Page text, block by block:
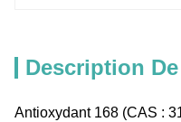
Description
Antioxydant 168 (CAS :